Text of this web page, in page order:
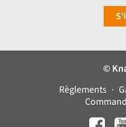
©
Règlements